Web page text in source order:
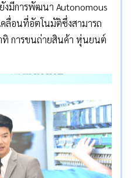
งมีการพัฒนา Autonomous
ลื่อนที่อัตโนมัติซึ่งสามารถ
ทิ การขนถ่ายสินค้า หุ่นยนต์